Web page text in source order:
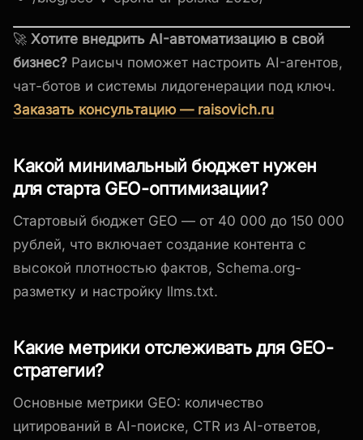
🚀 Хотите внедрить AI-автоматизацию в свой
бизнес? Раисыч поможет настроить AI-агентов,
чат-ботов и системы лидогенерации под ключ.
Заказать консультацию — raisovich.ru
Какой минимальный бюджет нужен
для старта GEO-оптимизации?
Стартовый бюджет GEO — от 40 000 до 150 000
рублей, что включает создание контента с
высокой плотностью фактов, Schema.org-
разметку и настройку llms.txt.
Какие метрики отслеживать для GEO-
стратегии?
Основные метрики GEO: количество
цитирований в AI-поиске, CTR из AI-ответов,